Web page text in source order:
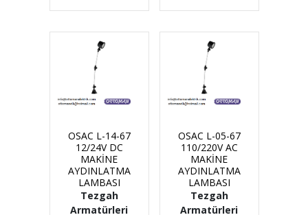
OSAC L-14-67
12/24V DC
MAKİNE
AYDINLATMA
LAMBASI
Tezgah
Armatürleri
OSAC L-05-67
110/220V AC
MAKİNE
AYDINLATMA
LAMBASI
Tezgah
Armatürleri